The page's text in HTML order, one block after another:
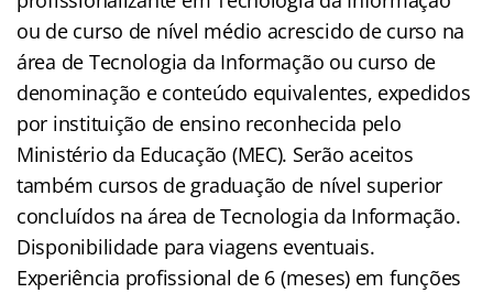
ou de curso de nível médio acrescido de curso na
área de Tecnologia da Informação ou curso de
denominação e conteúdo equivalentes, expedidos
por instituição de ensino reconhecida pelo
Ministério da Educação (MEC). Serão aceitos
também cursos de graduação de nível superior
concluídos na área de Tecnologia da Informação.
Disponibilidade para viagens eventuais.
Experiência profissional de 6 (meses) em funções